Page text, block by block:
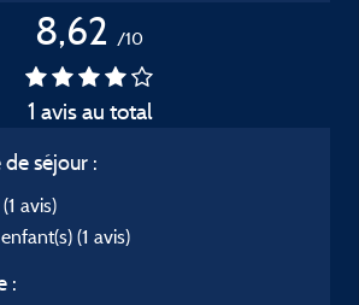
8,62 /10
1 avis au total
séjour :
(1 avis)
(1 avis)
: